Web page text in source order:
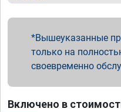
Вышеуказанные
только на
своевременно
Включено в